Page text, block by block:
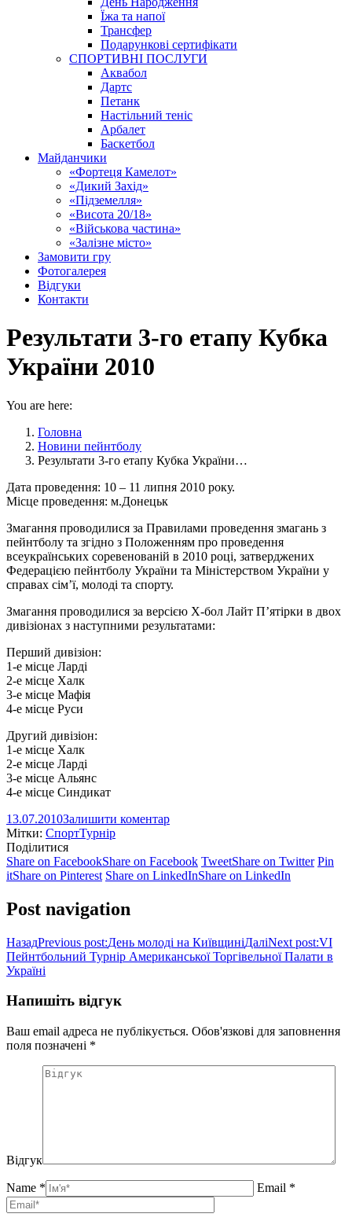
Їжа та напої
Трансфер
Подарункові сертифікати
СПОРТИВНІ ПОСЛУГИ
Аквабол
Дартс
Петанк
Настільний теніс
Арбалет
Баскетбол
Майданчики
«Фортеця Камелот»
«Дикий Захід»
«Підземелля»
«Висота 20/18»
«Військова частина»
«Залізне місто»
Замовити гру
Фотогалерея
Відгуки
Контакти
Результати 3-го етапу Кубка
України 2010
You are here:
Головна
Новини пейнтболу
Результати 3-го етапу Кубка України…
Дата проведення: 10 – 11 липня 2010 року.
Місце проведення: м.Донецьк
Змагання проводилися за Правилами проведення змагань з
пейнтболу та згідно з Положенням про проведення
всеукраїнських соревенованій в 2010 році, затверджених
Федерацією пейнтболу України та Міністерством України у
справах сім’ї, молоді та спорту.
Змагання проводилися за версією Х-бол Лайт П’ятірки в двох
дивізіонах з наступними результатами:
Перший дивізіон:
1-е місце Ларді
2-е місце Халк
3-е місце Мафія
4-е місце Руси
Другий дивізіон:
1-е місце Халк
2-е місце Ларді
3-е місце Альянс
4-е місце Синдикат
13.07.2010Залишити коментар
Мітки: СпортТурнір
Поділитися
Share on FacebookShare on Facebook TweetShare on Twitter Pin
itShare on Pinterest Share on LinkedInShare on LinkedIn
Post navigation
НазадPrevious post:День молоді на КиївщиніДаліNext post:VI
Пейнтбольний Турнір Американської Торгівельної Палати в
Україні
Напишіть відгук
Ваш email адреса не публікується. Обов'язкові для заповнення
поля позначені *
Відгук
Name * Email *